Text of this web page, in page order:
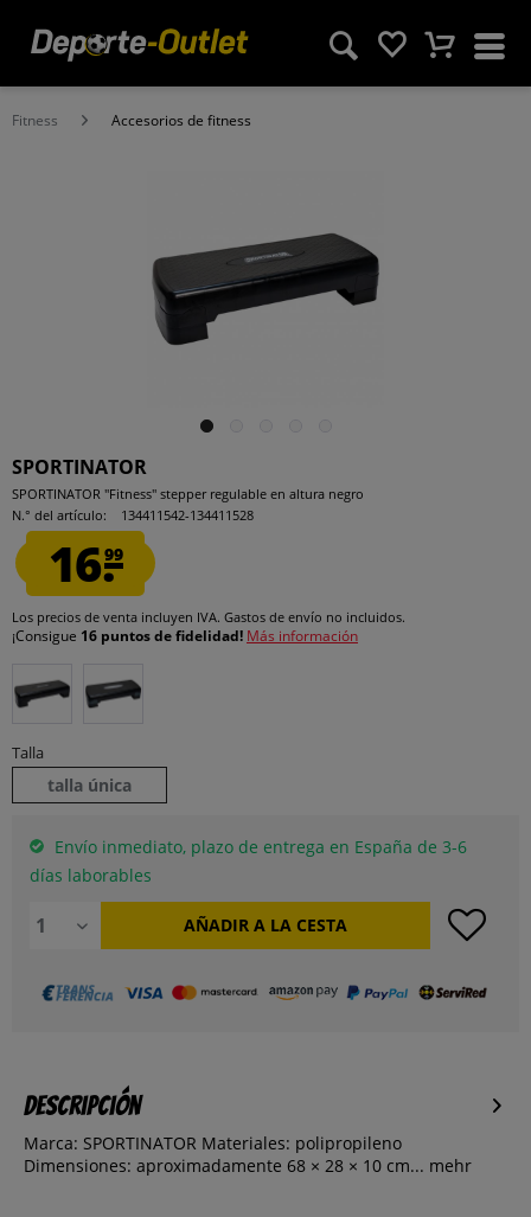
Fitness Accesorios de fitness
SPORTINATOR
SPORTINATOR "Fitness" stepper regulable en altura negro
N.° del artículo:
134411542-134411528
16.99
Los precios de venta incluyen IVA. Gastos de envío no incluidos.
¡Consigue 16 puntos de fidelidad! Más información
Talla
talla única
Envío inmediato, plazo de entrega en España de 3-6
días laborables
AÑADIR A LA CESTA
Descripción
Marca: SPORTINATOR Materiales: polipropileno
Dimensiones: aproximadamente 68 × 28 × 10 cm... mehr